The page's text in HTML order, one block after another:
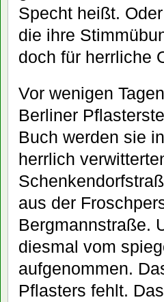
Specht heißt.
die ihre
doch für herrliche
Vor wenigen
Berliner
Buch werden sie
herrlich
aus der
Bergmannstraße.
diesmal vom
aufgenommen.
Pflasters fehlt.